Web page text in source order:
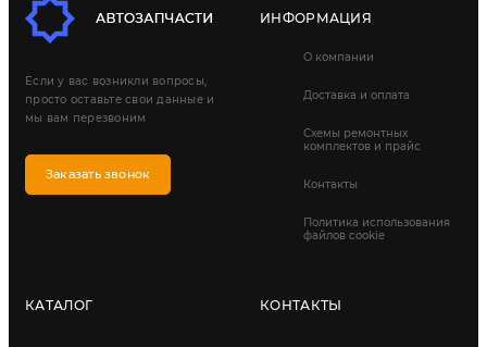
Если у вас возникли вопросы,
просто оставьте свои данные и
мы вам перезвоним
Заказать звонок
ИНФОРМАЦИЯ
О компании
Доставка и оплата
Схемы ремонтных
комплектов и прайс
Контакты
Политика использования
файлов cookie
КАТАЛОГ КОНТАКТЫ